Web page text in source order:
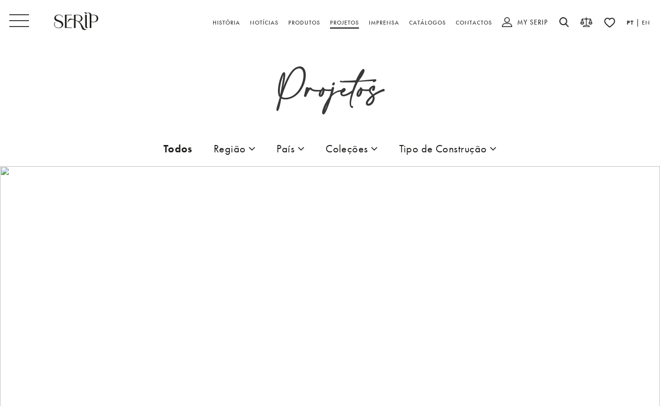
HISTÓRIA NOTÍCIAS PRODUTOS PROJETOS IMPRENSA CATÁLOGOS CONTACTOS MY SERIP PT | EN
Projetos
Todos Região País Coleções Tipo de Construção